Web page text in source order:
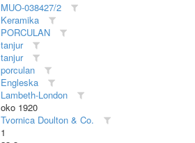
MUO-038427/2
Keramika
PORCULAN
tanjur
tanjur
porculan
Engleska
Lambeth-London
oko 1920
Tvornica Doulton & Co.
1